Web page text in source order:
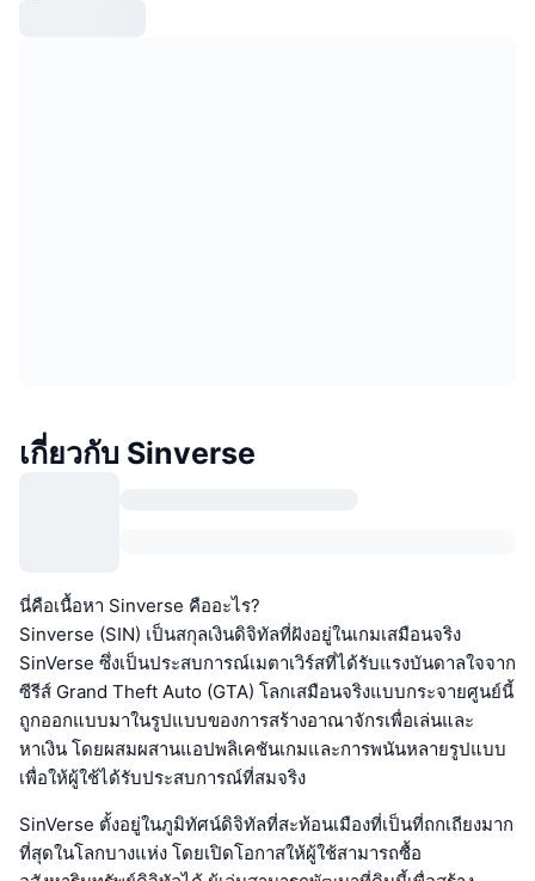
เกี่ยวกับ Sinverse
นี่คือเนื้อหา Sinverse คืออะไร?
Sinverse (SIN) เป็นสกุลเงินดิจิทัลที่ฝังอยู่ในเกมเสมือนจริง
SinVerse ซึ่งเป็นประสบการณ์เมตาเวิร์สที่ได้รับแรงบันดาลใจจาก
ซีรีส์ Grand Theft Auto (GTA) โลกเสมือนจริงแบบกระจายศูนย์นี้
ถูกออกแบบมาในรูปแบบของการสร้างอาณาจักรเพื่อเล่นและ
หาเงิน โดยผสมผสานแอปพลิเคชันเกมและการพนันหลายรูปแบบ
เพื่อให้ผู้ใช้ได้รับประสบการณ์ที่สมจริง
SinVerse ตั้งอยู่ในภูมิทัศน์ดิจิทัลที่สะท้อนเมืองที่เป็นที่ถกเถียงมาก
ที่สุดในโลกบางแห่ง โดยเปิดโอกาสให้ผู้ใช้สามารถซื้อ